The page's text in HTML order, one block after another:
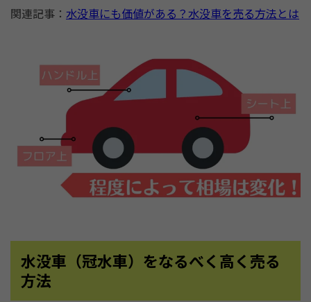
関連記事： 水没車にも価値がある？水没車を売る方法とは
水没車（冠水車）をなるべく高く売る
方法